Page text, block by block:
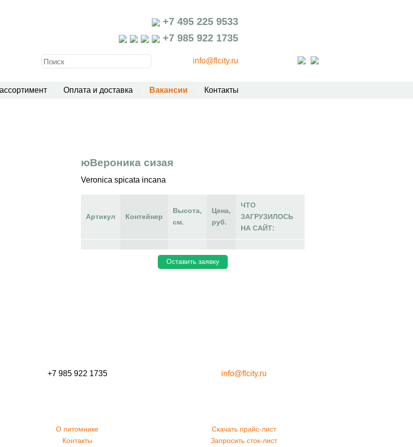
+7 495 225 9533
+7 985 922 1735
info@flcity.ru
Оплата и доставка Вакансии Контакты
юВероника сизая
Veronica spicata incana
Артикул Контейнер
Высота,
см.
Цена,
руб.
ЧТО
ЗАГРУЗИЛОСЬ
НА САЙТ:
Оставить заявку
+7 985 922 1735 info@flcity.ru
О питомнике
Скачать прайс-лист
Контакты Запросить сток-лист